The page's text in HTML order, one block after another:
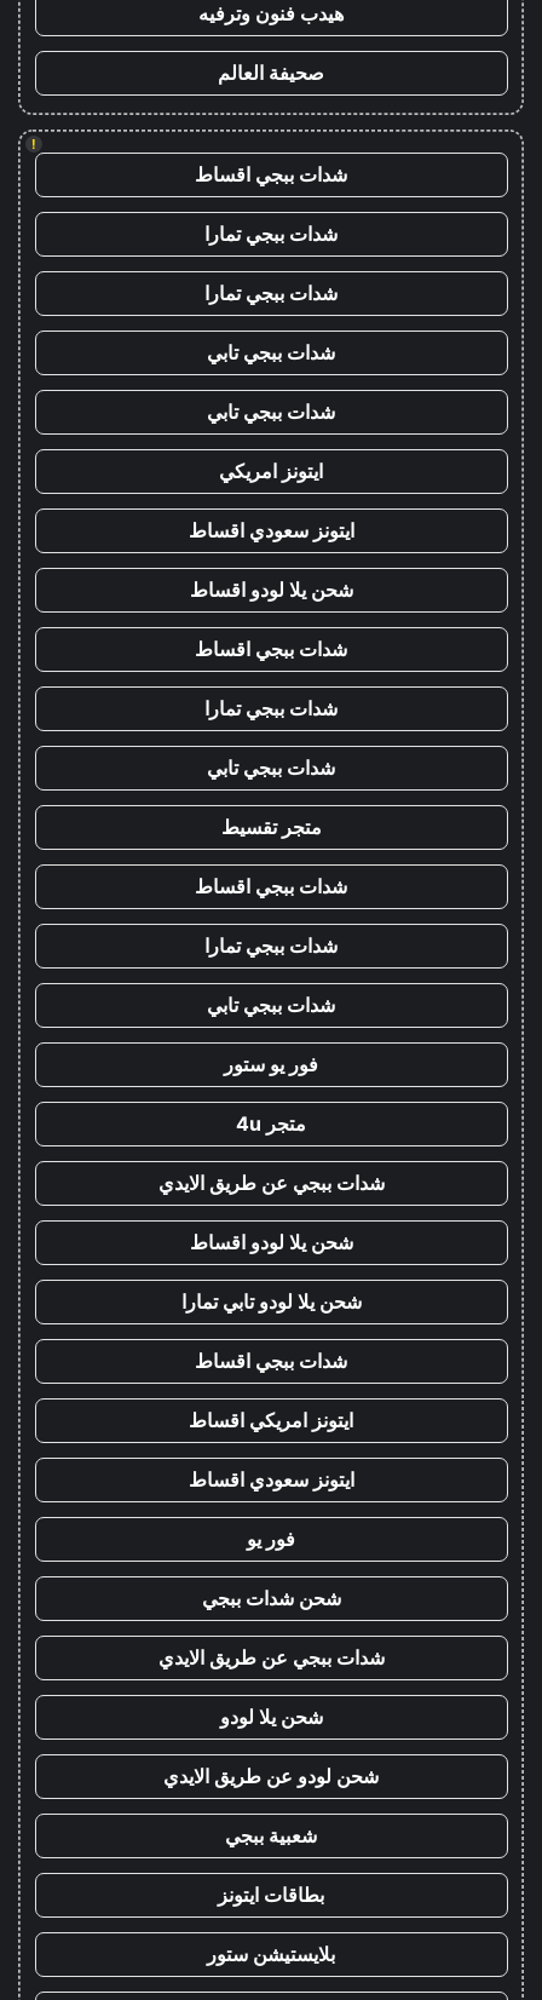
هيدب فنون وترفيه
صحيفة العالم
!
شدات ببجي اقساط
شدات ببجي تمارا
شدات ببجي تمارا
شدات ببجي تابي
شدات ببجي تابي
ايتونز امريكي
ايتونز سعودي اقساط
شحن يلا لودو اقساط
شدات ببجي اقساط
شدات ببجي تمارا
شدات ببجي تابي
متجر تقسيط
شدات ببجي اقساط
شدات ببجي تمارا
شدات ببجي تابي
فور يو ستور
متجر 4u
شدات ببجي عن طريق الايدي
شحن يلا لودو اقساط
شحن يلا لودو تابي تمارا
شدات ببجي اقساط
ايتونز امريكي اقساط
ايتونز سعودي اقساط
فور يو
شحن شدات ببجي
شدات ببجي عن طريق الايدي
شحن يلا لودو
شحن لودو عن طريق الايدي
شعبية ببجي
بطاقات ايتونز
بلايستيشن ستور